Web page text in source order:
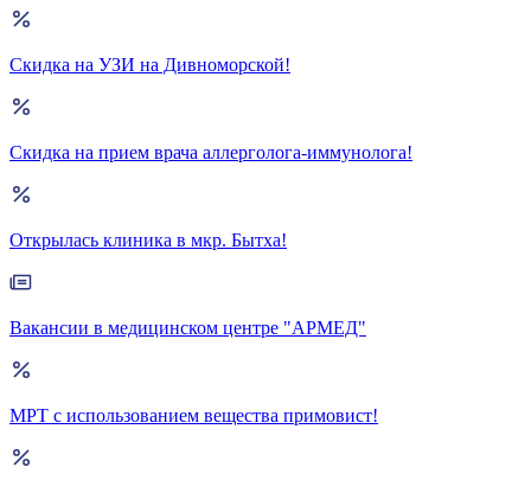
Скидка на УЗИ на Дивноморской!
Скидка на прием врача аллерголога-иммунолога!
Открылась клиника в мкр. Бытха!
Вакансии в медицинском центре "АРМЕД"
МРТ с использованием вещества примовист!